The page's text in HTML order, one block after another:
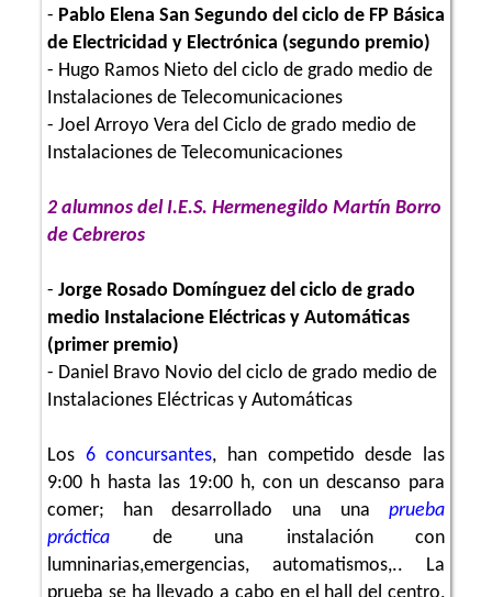
- Pablo Elena San Segundo del ciclo de FP Básica
de Electricidad y Electrónica (segundo premio)
- Hugo Ramos Nieto del ciclo de grado medio de
Instalaciones de Telecomunicaciones
- Joel Arroyo Vera del Ciclo de grado medio de
Instalaciones de Telecomunicaciones
2 alumnos del I.E.S. Hermenegildo Martín Borro
de Cebreros
- Jorge Rosado Domínguez del ciclo de grado
medio Instalacione Eléctricas y Automáticas
(primer premio)
- Daniel Bravo Novio del ciclo de grado medio de
Instalaciones Eléctricas y Automáticas
Los 6concursantes, han competido desde las
9:00 h hasta las 19:00 h, con un descanso para
comer; han desarrollado una una prueba
práctica de una instalación con
lumninarias,emergencias, automatismos,.. La
prueba se ha llevado a cabo en el hall del centro,